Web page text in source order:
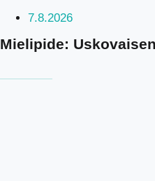
7.8.2026
Mielipide: